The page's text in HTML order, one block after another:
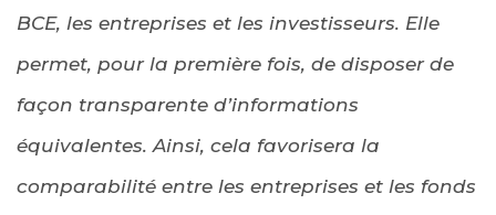
BCE, les entreprises et les investisseurs. Elle
permet, pour la première fois, de disposer de
façon transparente d’informations
équivalentes. Ainsi, cela favorisera la
comparabilité entre les entreprises et les fonds